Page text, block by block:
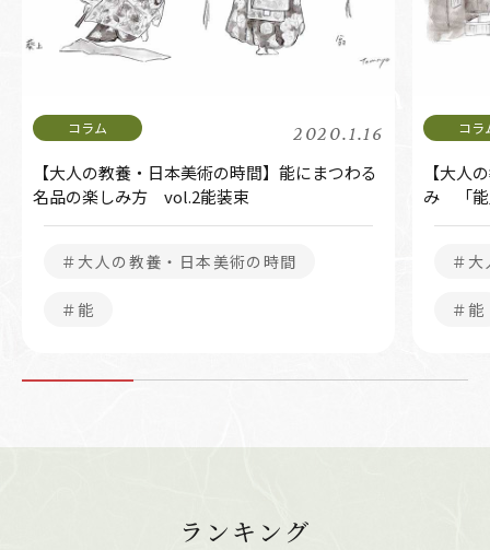
2020.1.16
【大人の教養・日本美術の時間】能にまつわる
名品の楽しみ方 vol.2能装束
＃大人の教養・日本美術の時間
＃能
【大人
み 「能
＃
＃能
ランキング